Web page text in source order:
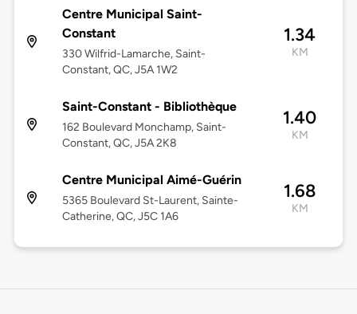
Centre Municipal Saint-
Constant
330 Wilfrid-Lamarche, Saint-
Constant, QC, J5A 1W2
1.34
KM
Saint-Constant - Bibliothèque
162 Boulevard Monchamp, Saint-
Constant, QC, J5A 2K8
1.40
KM
Centre Municipal Aimé-Guérin
5365 Boulevard St-Laurent, Sainte-
Catherine, QC, J5C 1A6
1.68
KM